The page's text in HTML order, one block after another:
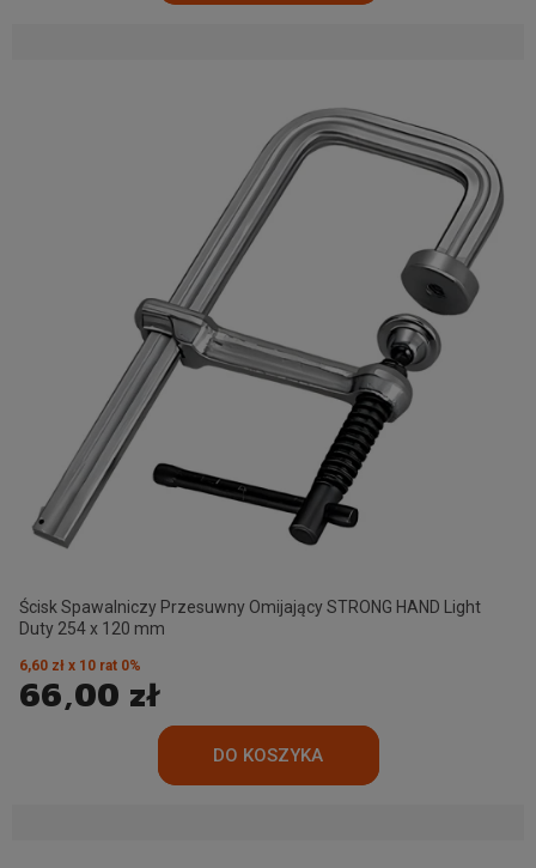
Ścisk Spawalniczy Przesuwny Omijający STRONG HAND Light
Duty 254 x 120 mm
66,00 zł
6,60 zł x 10 rat 0%